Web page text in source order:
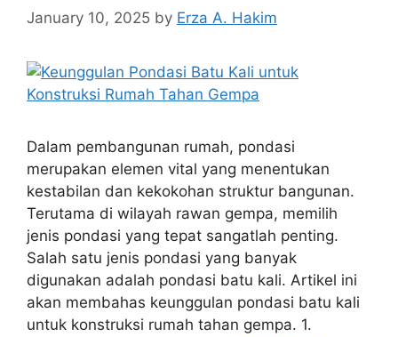
January 10, 2025 by Erza A. Hakim
Dalam pembangunan rumah, pondasi
merupakan elemen vital yang menentukan
kestabilan dan kekokohan struktur bangunan.
Terutama di wilayah rawan gempa, memilih
jenis pondasi yang tepat sangatlah penting.
Salah satu jenis pondasi yang banyak
digunakan adalah pondasi batu kali. Artikel ini
akan membahas keunggulan pondasi batu kali
untuk konstruksi rumah tahan gempa. 1.